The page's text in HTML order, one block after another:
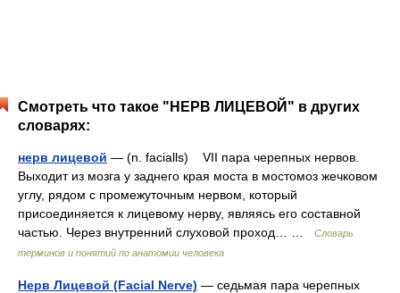
Смотреть что такое "НЕРВ ЛИЦЕВОЙ" в других
словарях:
нерв лицевой — (n. facialls) VII пара черепных нервов.
Выходит из мозга у заднего края моста в мостомоз жечковом
углу, рядом с промежуточным нервом, который
присоединяется к лицевому нерву, являясь его составной
частью. Через внутренний слуховой проход… …
Словарь
терминов и понятий по анатомии человека
Нерв Лицевой (Facial Nerve) — седьмая пара черепных